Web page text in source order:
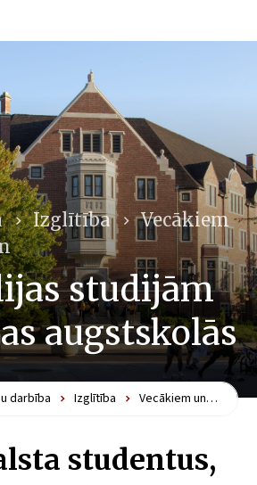
Izglītība
Vecākiem
studijām
augstskolās
darbība Izglītība Vecākiem un studentiem
studentus,